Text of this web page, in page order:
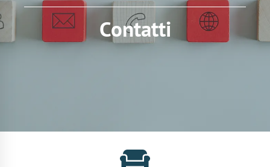
Contatti